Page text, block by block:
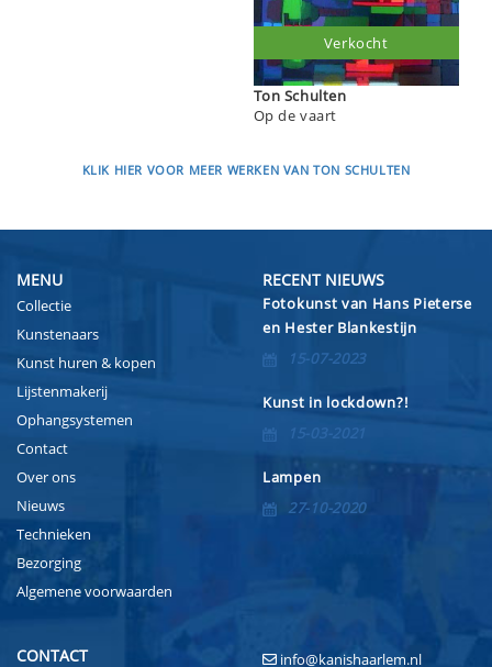
Ton Schulten
Op de vaart
Verkocht
KLIK HIER VOOR MEER WERKEN VAN TON SCHULTEN
MENU
Collectie
Kunstenaars
Kunst huren & kopen
Lijstenmakerij
Ophangsystemen
Contact
Over ons
Nieuws
Technieken
Bezorging
Algemene voorwaarden
RECENT NIEUWS
Fotokunst van Hans Pieterse
en Hester Blankestijn
15-07-2023
Kunst in lockdown?!
15-03-2021
Lampen
27-10-2020
CONTACT info@kanishaarlem.nl